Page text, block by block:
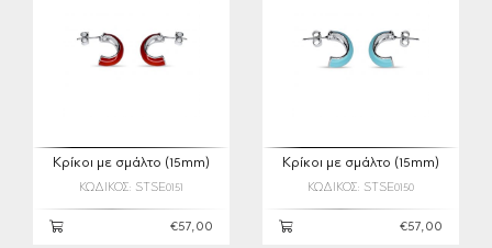
Κρίκοι με σμάλτο (15mm)
ΚΩΔΙΚΟΣ: STSE0151
€57,00
Κρίκοι με σμάλτο (15mm)
ΚΩΔΙΚΟΣ: STSE0150
€57,00